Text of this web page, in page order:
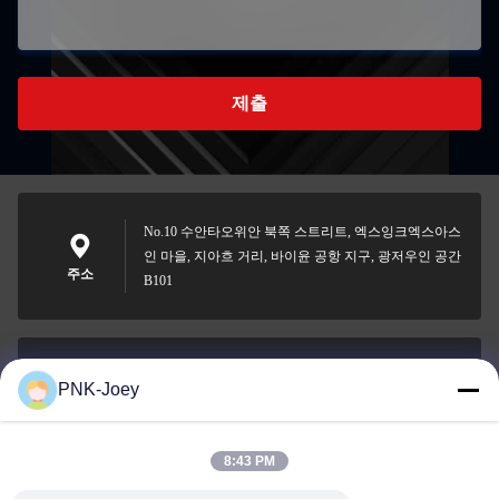
제출
주소
No.10 수안타오위안 북쪽 스트리트, 엑스잉크엑스아스
인 마을, 지아흐 거리, 바이윤 공항 지구, 광저우인 공간
B101
PNK-Joey
8:43 PM